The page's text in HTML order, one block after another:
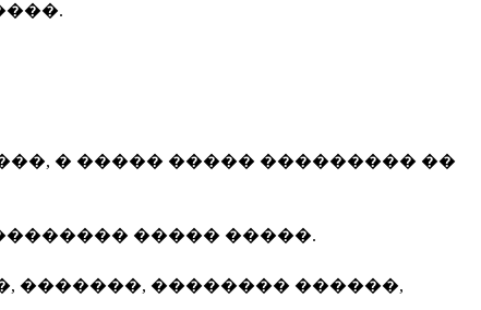
� ����� ����� ��������� ��
����� �����.
�������, �������� ������,